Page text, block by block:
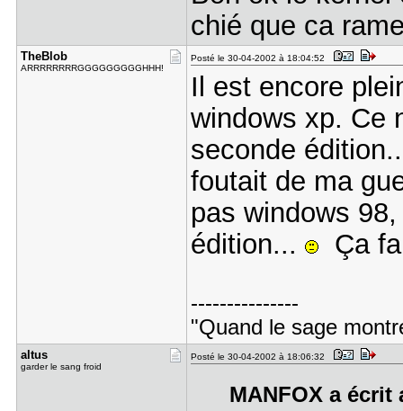
chié que ca
TheBlob
ARRRRRRRRGGGGGGGGGHHH!
Posté le 30-04-2002 à 18:04:52
Il est encore
windows xp. Ce
seconde
foutait de ma
pas windows
édition...
Ça
---------------
"Quand le sage
altus
garder le sang froid
Posté le 30-04-2002 à 18:06:32
MANFOX a